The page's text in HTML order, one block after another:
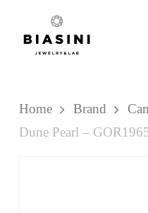
Carrello
Home Brand
Dune Pearl –